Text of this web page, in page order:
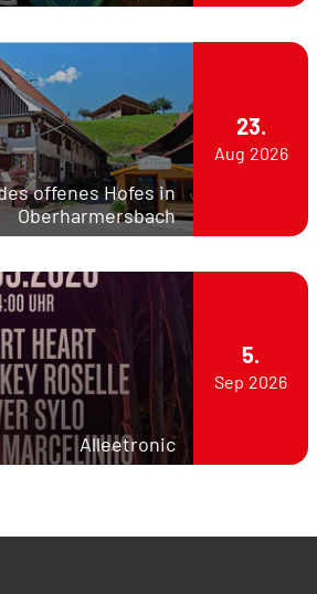
offenes Hofes in
Oberharmersbach
23.
Aug 2026
Alleetronic
5.
Sep 2026